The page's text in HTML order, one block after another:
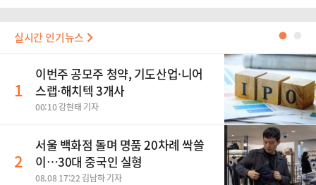
실시간 인기뉴스 ●
1
이번주 공모주 청약, 기도산업·니어
스랩·해치텍 3개사
00:10 강현태 기자
2
서울 백화점 돌며 명품 20차례 싹쓸
이…30대 중국인 실형
08.08 17:22 김남하 기자